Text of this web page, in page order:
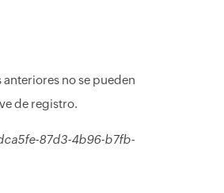
no se pueden
de registro.
87d3-4b96-b7fb-